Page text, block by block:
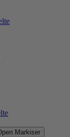
Markiser